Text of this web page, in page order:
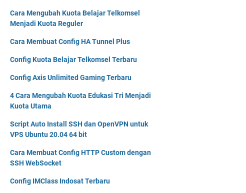
Cara Mengubah Kuota Belajar Telkomsel
Menjadi Kuota Reguler
Cara Membuat Config HA Tunnel Plus
Config Kuota Belajar Telkomsel Terbaru
Config Axis Unlimited Gaming Terbaru
4 Cara Mengubah Kuota Edukasi Tri Menjadi
Kuota Utama
Script Auto Install SSH dan OpenVPN untuk
VPS Ubuntu 20.04 64 bit
Cara Membuat Config HTTP Custom dengan
SSH WebSocket
Config IMClass Indosat Terbaru